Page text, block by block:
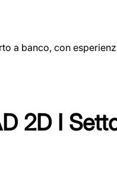
a banco, con
2D I